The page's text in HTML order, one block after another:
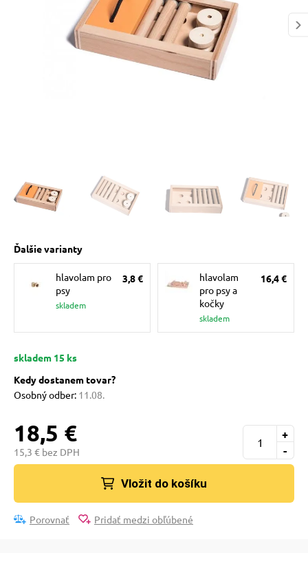
mačky
poukazy
Ďalšie varianty
hlavolam pro
psy
skladem
3,8 €
hlavolam
pro psy a
kočky
skladem
16,4 €
skladem 15 ks
Kedy dostanem tovar?
Osobný odber: 11.08.
18,5 €
15,3 € bez DPH -
+
Vložit do košíku
Porovnať Pridať medzi obľúbené